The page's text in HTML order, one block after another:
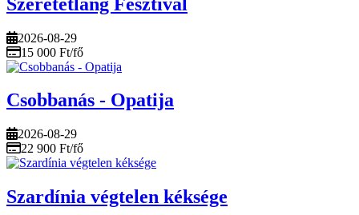
2026-08-29
15 000 Ft/fő
Csobbanás - Opatija
2026-08-29
22 900 Ft/fő
Szardínia végtelen kéksége